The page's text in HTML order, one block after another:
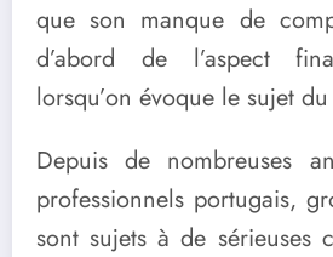
que son manque de
d’abord de l’aspect
lorsqu’on évoque le sujet
Depuis de nombreuses
professionnels portugais,
sont sujets à de sérieuses